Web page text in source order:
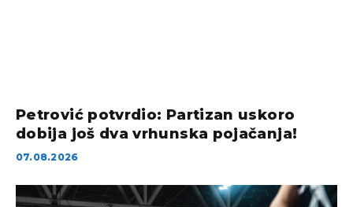
Petrović potvrdio: Partizan uskoro
dobija još dva vrhunska pojačanja!
07.08.2026